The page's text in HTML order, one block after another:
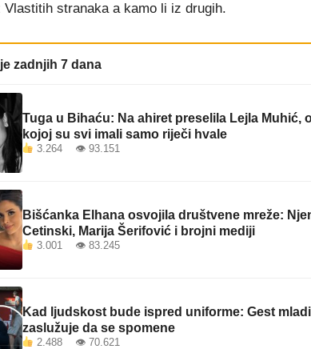
t
Vlastitih stranaka a kamo li iz drugih.
zadnjih 7 dana
Tuga u Bihaću: Na ahiret preselila Lejla Muhić,
kojoj su svi imali samo riječi hvale
3.264 👁 93.151
Bišćanka Elhana osvojila društvene mreže:
Cetinski, Marija Šerifović i brojni mediji
3.001 👁 83.245
Kad ljudskost bude ispred uniforme: Gest
zaslužuje da se spomene
2.488 👁 70.621